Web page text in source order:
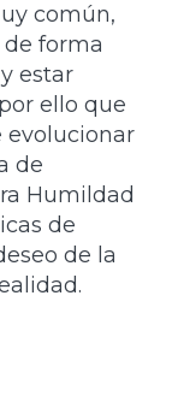
común,
forma
estar
ello que
evolucionar
de
Humildad
de
de la